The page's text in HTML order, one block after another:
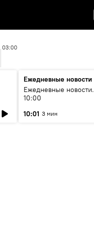
03:00
Ежедневные новости
Ежедневные
10:00
10:01 3 мин